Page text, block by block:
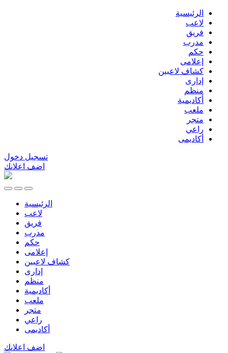
الرئيسية
لاعب
فريق
مدرب
حكم
إعلامى
كشاف لاعبين
إدارى
منظم
أكاديمية
ملعب
متجر
راعي
أكاديمى
تسجيل دخول
اضف اعلانك
الرئيسية
لاعب
فريق
مدرب
حكم
إعلامى
كشاف لاعبين
إدارى
منظم
أكاديمية
ملعب
متجر
راعي
أكاديمى
اضف اعلانك